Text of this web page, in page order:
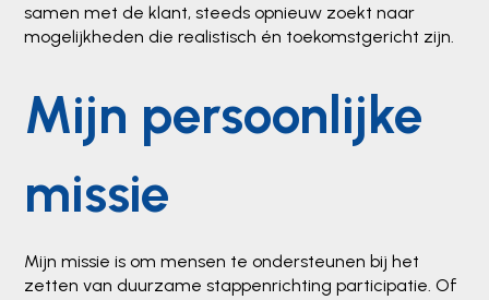
samen met de klant, steeds opnieuw zoekt naar
mogelijkheden die realistisch én toekomstgericht zijn.
Mijn persoonlijke
missie
Mijn missie is om mensen te ondersteunen bij het
zetten van duurzame stappenrichting participatie. Of